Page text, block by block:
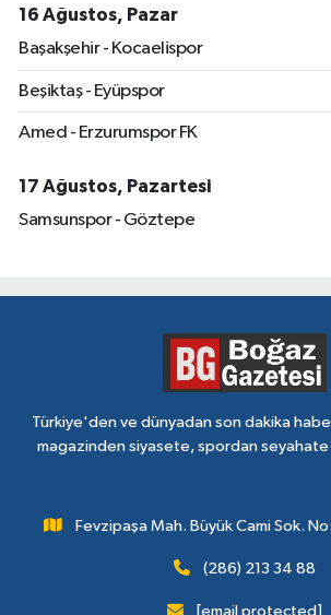
16 Ağustos, Pazar
Başakşehir - Kocaelispor
Beşiktaş - Eyüpspor
Amed - Erzurumspor FK
17 Ağustos, Pazartesi
Samsunspor - Göztepe
Türkiye'den ve dünyadan son dakika
magazinden siyasete, spordan seyahate
Fevzipaşa Mah. Büyük Cami Sok.
(286) 213 34 88
[email protected]